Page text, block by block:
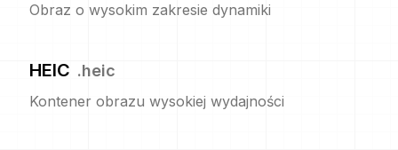
Obraz o wysokim zakresie dynamiki
HEIC .heic
Kontener obrazu wysokiej wydajności